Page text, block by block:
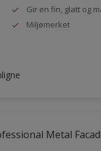
Gir en fin, glatt og
Miljømerket
Metal